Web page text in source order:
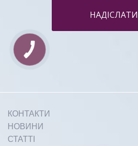
Початок зимового сезону - це
час,...
НАДІСЛАТИ
КОНТАКТИ
НОВИНИ
СТАТТІ